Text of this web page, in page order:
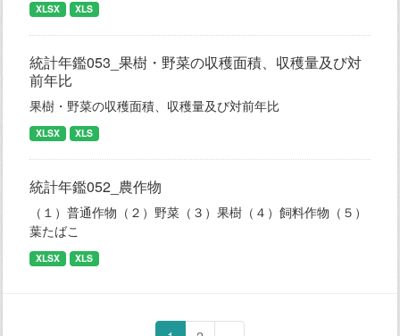
XLSX XLS
統計年鑑053_果樹・野菜の収穫面積、収穫量及び対
前年比
果樹・野菜の収穫面積、収穫量及び対前年比
XLSX XLS
統計年鑑052_農作物
（１）普通作物（２）野菜（３）果樹（４）飼料作物（５）
葉たばこ
XLSX XLS